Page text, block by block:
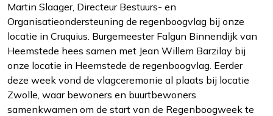
Functioneel
Alleen de cookies plaatsen die nodig zijn om
de inhoud van de website goed te kunnen
bekijken.
Martin Slaager, Directeur Bestuurs- en
Organisatieondersteuning de regenboogvlag bij onze
locatie in Cruquius. Burgemeester Falgun Binnendijk van
Heemstede hees samen met Jean Willem Barzilay bij
onze locatie in Heemstede de regenboogvlag. Eerder
deze week vond de vlagceremonie al plaats bij locatie
Zwolle, waar bewoners en buurtbewoners
samenkwamen om de start van de Regenboogweek te